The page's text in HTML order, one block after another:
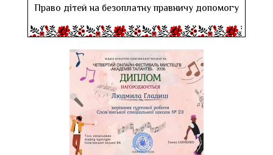
Право дітей на безоплатну правничу допомогу